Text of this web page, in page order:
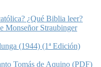
¿Qué Biblia leer?
Monseñor Straubinger
(1944) (1ª Edición)
Tomás de Aquino (PDF)